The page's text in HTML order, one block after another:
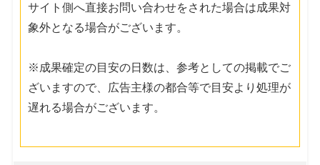
サイト側へ直接お問い合わせをされた場合は成果対
象外となる場合がございます。
※成果確定の目安の日数は、参考としての掲載でご
ざいますので、広告主様の都合等で目安より処理が
遅れる場合がございます。